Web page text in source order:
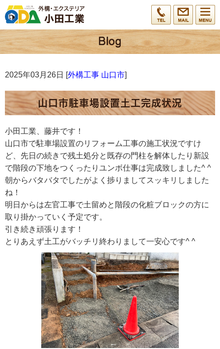
2025年03月26日 [外構工事 山口市]
山口市駐車場設置土工完成状況
小田工業、藤井です！
山口市で駐車場設置のリフォーム工事の施工状況ですけ
ど、先日の続きで残土処分と既存の門柱を解体したり新設
で階段の下地をつくったりユンボ仕事は完成致しました^ ^
朝からバタバタでしたがよく捗りましてスッキリしました
ね！
明日からは左官工事で土留めと階段の化粧ブロックの方に
取り掛かっていく予定です。
引き続き頑張ります！
とりあえず土工がバッチリ終わりまして一安心です^ ^